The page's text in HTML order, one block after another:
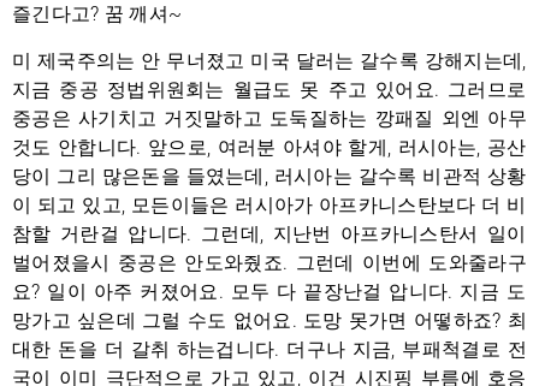
즐긴다고? 꿈 깨셔~
미 제국주의는 안 무너졌고 미국 달러는 갈수록 강해지는데,
지금 중공 정법위원회는 월급도 못 주고 있어요. 그러므로
중공은 사기치고 거짓말하고 도둑질하는 깡패질 외엔 아무
것도 안합니다. 앞으로, 여러분 아셔야 할게, 러시아는, 공산
당이 그리 많은돈을 들였는데, 러시아는 갈수록 비관적 상황
이 되고 있고, 모든이들은 러시아가 아프카니스탄보다 더 비
참할 거란걸 압니다. 그런데, 지난번 아프카니스탄서 일이
벌어졌을시 중공은 안도와줬죠. 그런데 이번에 도와줄라구
요? 일이 아주 커졌어요. 모두 다 끝장난걸 압니다. 지금 도
망가고 싶은데 그럴 수도 없어요. 도망 못가면 어떻하죠? 최
대한 돈을 더 갈취 하는겁니다. 더구나 지금, 부패척결로 전
국이 이미 극단적으로 가고 있고, 이건 시진핑 부름에 호응